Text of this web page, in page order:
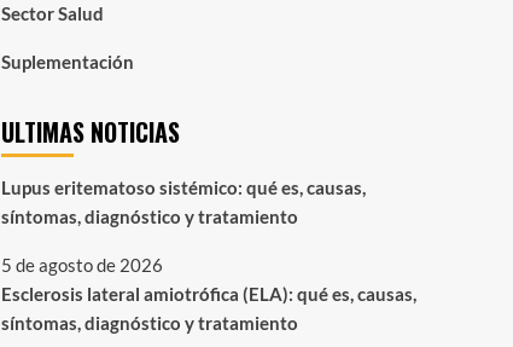
Sector Salud
Suplementación
ULTIMAS NOTICIAS
Lupus eritematoso sistémico: qué es, causas,
síntomas, diagnóstico y tratamiento
5 de agosto de 2026
Esclerosis lateral amiotrófica (ELA): qué es, causas,
síntomas, diagnóstico y tratamiento